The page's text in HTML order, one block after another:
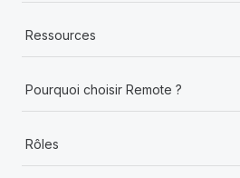
Ressources
Pourquoi choisir Remote ?
Rôles